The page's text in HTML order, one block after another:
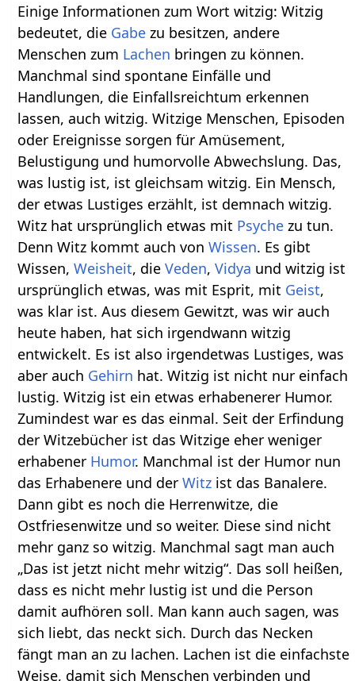
Einige Informationen zum Wort witzig: Witzig
bedeutet, die Gabe zu besitzen, andere
Menschen zum Lachen bringen zu können.
Manchmal sind spontane Einfälle und
Handlungen, die Einfallsreichtum erkennen
lassen, auch witzig. Witzige Menschen, Episoden
oder Ereignisse sorgen für Amüsement,
Belustigung und humorvolle Abwechslung. Das,
was lustig ist, ist gleichsam witzig. Ein Mensch,
der etwas Lustiges erzählt, ist demnach witzig.
Witz hat ursprünglich etwas mit Psyche zu tun.
Denn Witz kommt auch vonWissen. Es gibt
Wissen,Weisheit, dieVeden,Vidya und witzig ist
ursprünglich etwas, was mit Esprit, mit Geist,
was klar ist. Aus diesem Gewitzt, was wir auch
heute haben, hat sich irgendwann witzig
entwickelt. Es ist also irgendetwas Lustiges, was
aber auch Gehirn hat. Witzig ist nicht nur einfach
lustig. Witzig ist ein etwas erhabenerer Humor.
Zumindest war es das einmal. Seit der Erfindung
der Witzebücher ist das Witzige eher weniger
erhabener Humor. Manchmal ist der Humor nun
das Erhabenere und derWitz ist das Banalere.
Dann gibt es noch die Herrenwitze, die
Ostfriesenwitze und so weiter. Diese sind nicht
mehr ganz so witzig. Manchmal sagt man auch
„Das ist jetzt nicht mehr witzig“. Das soll heißen,
dass es nicht mehr lustig ist und die Person
damit aufhören soll. Man kann auch sagen, was
sich liebt, das neckt sich. Durch das Necken
fängt man an zu lachen. Lachen ist die einfachste
Weise, damit sich Menschen verbinden und